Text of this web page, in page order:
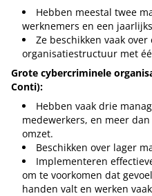
Hebben meestal twee
werknemers en een
Ze beschikken vaak
organisatiestructuur met
Grote cybercriminele
Conti):
Hebben vaak drie
medewerkers, en meer
omzet.
Beschikken over lager
Implementeren
om te voorkomen dat
handen valt en werken